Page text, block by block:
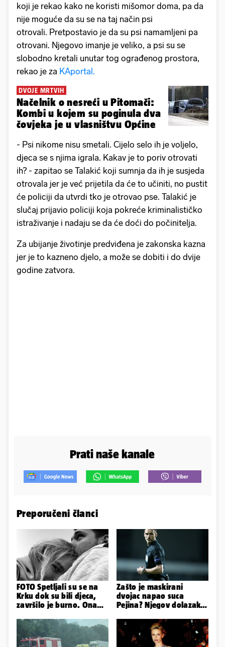
koji je rekao kako ne koristi mišomor doma, pa da
nije moguće da su se na taj način psi
otrovali. Pretpostavio je da su psi namamljeni pa
otrovani. Njegovo imanje je veliko, a psi su se
slobodno kretali unutar tog ograđenog prostora,
rekao je za KAportal.
DVOJE MRTVIH
Načelnik o nesreći u Pitomači:
Kombi u kojem su poginula dva
čovjeka je u vlasništvu Općine
- Psi nikome nisu smetali. Cijelo selo ih je voljelo,
djeca se s njima igrala. Kakav je to poriv otrovati
ih? - zapitao se Talakić koji sumnja da ih je susjeda
otrovala jer je već prijetila da će to učiniti, no pustit
će policiji da utvrdi tko je otrovao pse. Talakić je
slučaj prijavio policiji koja pokreće kriminalističko
istraživanje i nadaju se da će doći do počinitelja.
Za ubijanje životinje predviđena je zakonska kazna
jer je to kazneno djelo, a može se dobiti i do dvije
godine zatvora.
Prati naše kanale
Preporučeni članci
FOTO Spetljali su se na
Krku dok su bili djeca,
završilo je burno. Ona
Zašto je maskirani
dvojac napao suca
Pejina? Njegov dolazak u
čuđenje